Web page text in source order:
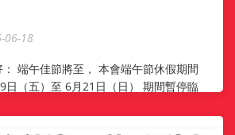
06-18
端午佳節將至， 本會端午節休假期間
日（五）至 6月21日（日） 期間暫停臨